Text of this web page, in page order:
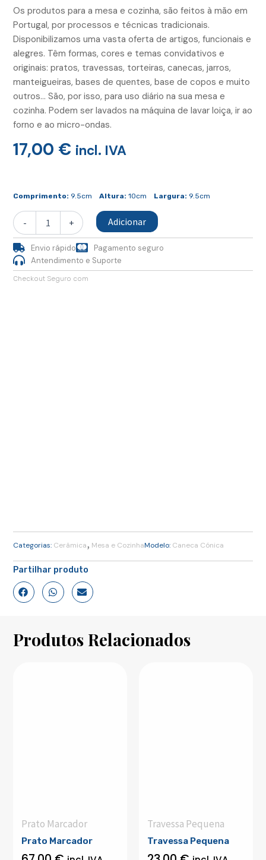
Os produtos para a mesa e cozinha, são feitos à mão em
Portugal, por processos e técnicas tradicionais.
Disponibilizamos uma vasta oferta de artigos, funcionais e
alegres. Têm formas, cores e temas convidativos e
originais: pratos, travessas, torteiras, canecas, jarros,
manteigueiras, bases de quentes, base de copos e muito
outros… São, por isso, para uso diário na sua mesa e
cozinha. Podem ser lavados na máquina de lavar loiça, ir ao
forno e ao micro-ondas.
17,00 € incl. IVA
Comprimento: 9.5cm Altura: 10cm Largura: 9.5cm
-
Caneca
Cónica
+ Adicionar
Envio rápido
Pagamento seguro
Antendimento e Suporte
Checkout Seguro com
Categorias: Cerâmica, Mesa e CozinhaModelo: Caneca Cónica
Partilhar produto
Produtos Relacionados
Prato Marcador
Prato Marcador
Travessa Pequena
Travessa Pequena